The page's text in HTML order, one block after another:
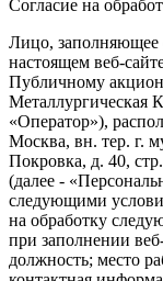
Согласие на
Лицо, заполняющее
настоящем веб-
Публичному
«Оператор»),
Москва, вн. тер. г.
Покровка, д. 40,
(далее -
следующими
на обработку
при заполнении
должность; место